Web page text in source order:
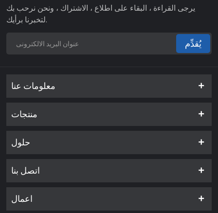
يرجى القراءة ، البقاء على اطلاع ، الاشتراك ، ونحن نرحب بك
لتخبرنا برأيك.
يُقدِّم
معلومات عنا
منتجات
حلول
اتصل بنا
اعمال